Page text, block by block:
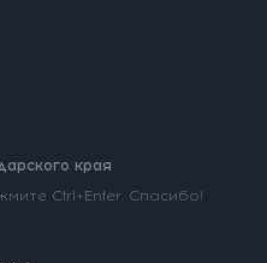
края
Ctrl+Enter. Спасибо!